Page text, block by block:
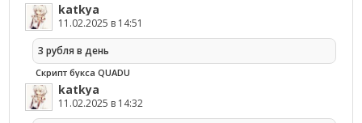
katkya
11.02.2025 в 14:51
3 рубля в день
Скрипт букса QUADU
katkya
11.02.2025 в 14:32